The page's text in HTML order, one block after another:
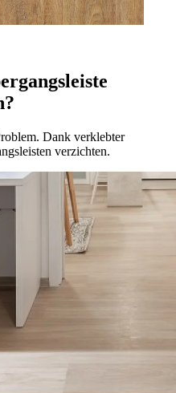
Dank verklebter
verzichten.